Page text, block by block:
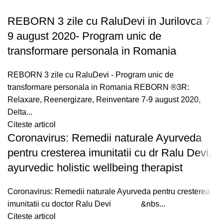
REBORN 3 zile cu RaluDevi in Jurilovca 7-
9 august 2020- Program unic de
transformare personala in Romania
REBORN 3 zile cu RaluDevi - Program unic de
transformare personala in Romania REBORN ®3R:
Relaxare, Reenergizare, Reinventare 7-9 august 2020,
Delta...
Citeste articol
Coronavirus: Remedii naturale Ayurveda
pentru cresterea imunitatii cu dr Ralu Devi,
ayurvedic holistic wellbeing therapist
Coronavirus: Remedii naturale Ayurveda pentru cresterea
imunitatii cu doctor Ralu Devi &nbs...
Citeste articol